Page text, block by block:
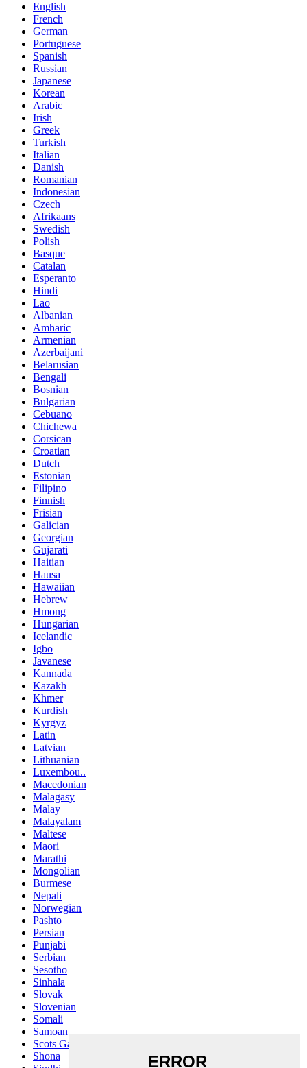
English
French
German
Portuguese
Spanish
Russian
Japanese
Korean
Arabic
Irish
Greek
Turkish
Italian
Danish
Romanian
Indonesian
Czech
Afrikaans
Swedish
Polish
Basque
Catalan
Esperanto
Hindi
Lao
Albanian
Amharic
Armenian
Azerbaijani
Belarusian
Bengali
Bosnian
Bulgarian
Cebuano
Chichewa
Corsican
Croatian
Dutch
Estonian
Filipino
Finnish
Frisian
Galician
Georgian
Gujarati
Haitian
Hausa
Hawaiian
Hebrew
Hmong
Hungarian
Icelandic
Igbo
Javanese
Kannada
Kazakh
Khmer
Kurdish
Kyrgyz
Latin
Latvian
Lithuanian
Luxembou..
Macedonian
Malagasy
Malay
Malayalam
Maltese
Maori
Marathi
Mongolian
Burmese
Nepali
Norwegian
Pashto
Persian
Punjabi
Serbian
Sesotho
Sinhala
Slovak
Slovenian
Somali
Samoan
Scots Gaelic
Shona